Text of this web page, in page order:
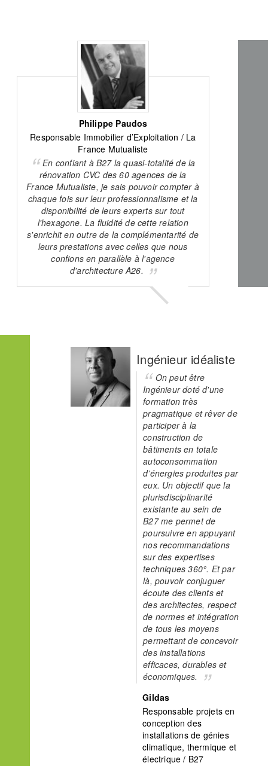
Philippe Paudos
Responsable Immobilier d’Exploitation / La
France Mutualiste
En confiant à B27 la quasi-totalité de la
rénovation CVC des 60 agences de la
France Mutualiste, je sais pouvoir compter à
chaque fois sur leur professionnalisme et la
disponibilité de leurs experts sur tout
l'hexagone. La fluidité de cette relation
s'enrichit en outre de la complémentarité de
leurs prestations avec celles que nous
confions en parallèle à l'agence
d'architecture A26.
Ingénieur idéaliste
On peut être
Ingénieur doté d'une
formation très
pragmatique et rêver de
participer à la
construction de
bâtiments en totale
autoconsommation
d’énergies produites par
eux. Un objectif que la
plurisdisciplinarité
existante au sein de
B27 me permet de
poursuivre en appuyant
nos recommandations
sur des expertises
techniques 360°. Et par
là, pouvoir conjuguer
écoute des clients et
des architectes, respect
de normes et intégration
de tous les moyens
permettant de concevoir
des installations
efficaces, durables et
économiques.
Gildas
Responsable projets en
conception des
installations de génies
climatique, thermique et
électrique / B27